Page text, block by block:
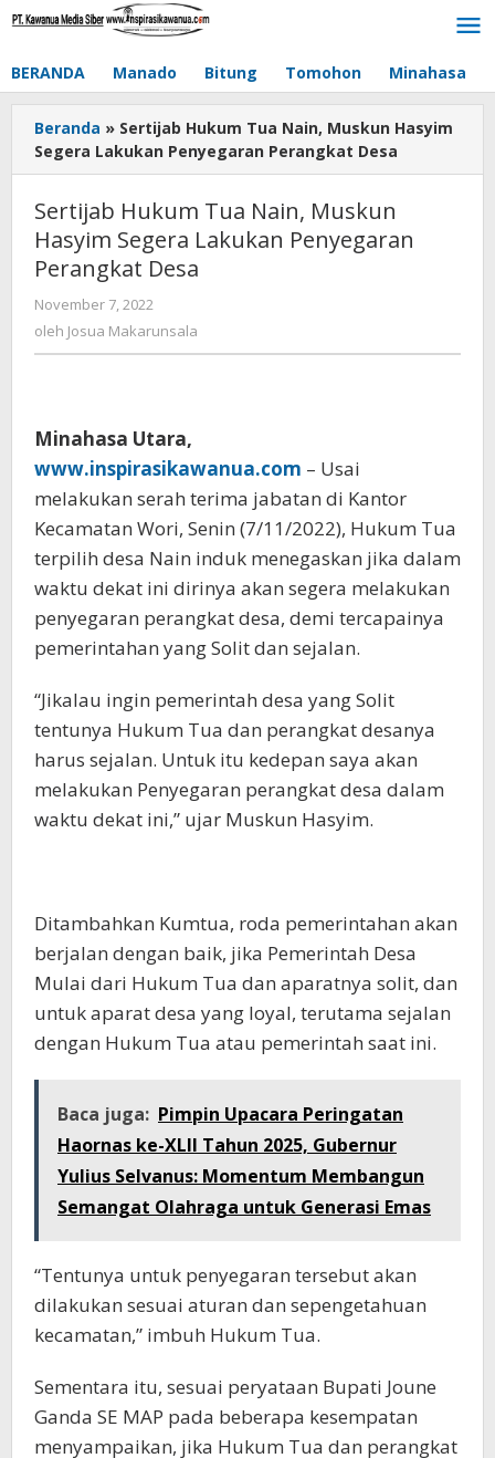
Lewati
BERANDA Manado Bitung Tomohon Minahasa
Beranda » Sertijab Hukum Tua Nain, Muskun Hasyim
Segera Lakukan Penyegaran Perangkat Desa
Sertijab Hukum Tua Nain, Muskun
Hasyim Segera Lakukan Penyegaran
Perangkat Desa
November 7, 2022
Josua
oleh Josua Makarunsala
Minahasa Utara,
www.inspirasikawanua.com – Usai
melakukan serah terima jabatan di Kantor
Kecamatan Wori, Senin (7/11/2022), Hukum Tua
terpilih desa Nain induk menegaskan jika dalam
waktu dekat ini dirinya akan segera melakukan
penyegaran perangkat desa, demi tercapainya
pemerintahan yang Solit dan sejalan.
“Jikalau ingin pemerintah desa yang Solit
tentunya Hukum Tua dan perangkat desanya
harus sejalan. Untuk itu kedepan saya akan
melakukan Penyegaran perangkat desa dalam
waktu dekat ini,” ujar Muskun Hasyim.
Ditambahkan Kumtua, roda pemerintahan akan
berjalan dengan baik, jika Pemerintah Desa
Mulai dari Hukum Tua dan aparatnya solit, dan
untuk aparat desa yang loyal, terutama sejalan
dengan Hukum Tua atau pemerintah saat ini.
Baca juga: Pimpin Upacara Peringatan
Haornas ke-XLII Tahun 2025, Gubernur
Yulius Selvanus: Momentum Membangun
Semangat Olahraga untuk Generasi Emas
“Tentunya untuk penyegaran tersebut akan
dilakukan sesuai aturan dan sepengetahuan
kecamatan,” imbuh Hukum Tua.
Sementara itu, sesuai peryataan Bupati Joune
Ganda SE MAP pada beberapa kesempatan
menyampaikan, jika Hukum Tua dan perangkat